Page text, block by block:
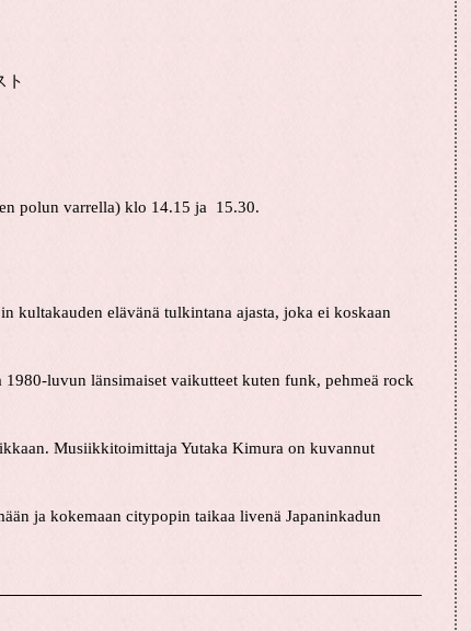
ト
polun varrella) klo 14.15 ja 15.30.
kultakauden elävänä tulkintana ajasta, joka ei koskaan
luvun länsimaiset vaikutteet kuten funk, pehmeä rock
Musiikkitoimittaja Yutaka Kimura on kuvannut
ja kokemaan citypopin taikaa livenä Japaninkadun